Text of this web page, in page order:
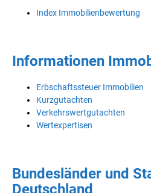
Index Immobilienbewertung
Informationen
Erbschaftssteuer Immobilien
Kurzgutachten
Verkehrswertgutachten
Wertexpertisen
Bundesländer und